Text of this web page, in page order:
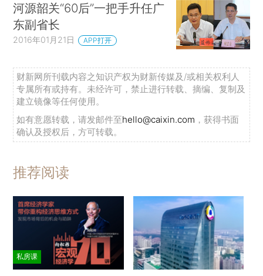
河源韶关“60后”一把手升任广
东副省长
2016年01月21日 APP打开
财新网所刊载内容之知识产权为财新传媒及/或相关权利人
专属所有或持有。未经许可，禁止进行转载、摘编、复制及
建立镜像等任何使用。
如有意愿转载，请发邮件至hello@caixin.com ，获得书面
确认及授权后，方可转载。
推荐阅读
私房课